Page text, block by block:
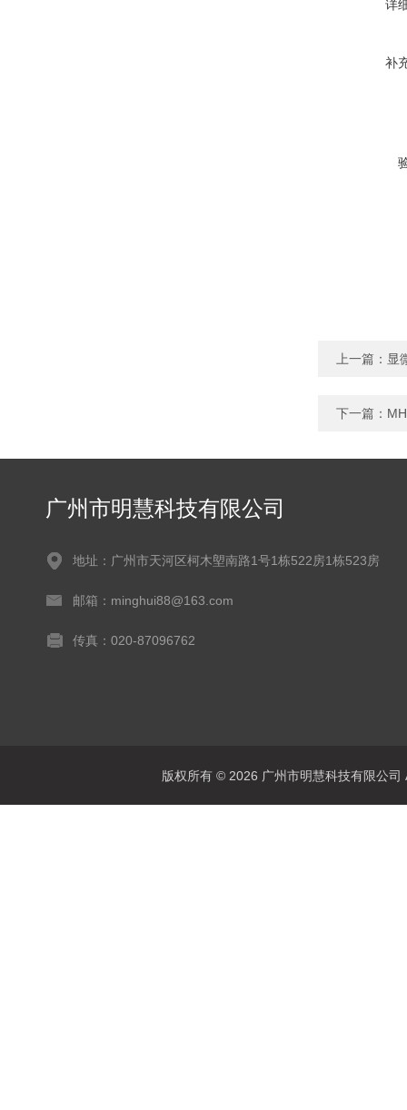
详
补
上一篇： 显
下一篇：
广州市明慧科技有限公司
地址：广州市天河区柯木塱南路1号1栋522房1栋523房
邮箱：minghui88@163.com
传真：020-87096762
版权所有 © 2026 广州市明慧科技有限